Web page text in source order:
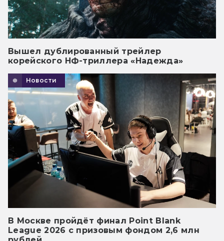
Вышел дублированный трейлер
корейского НФ-триллера «Надежда»
Новости
В Москве пройдёт финал Point Blank
League 2026 с призовым фондом 2,6 млн